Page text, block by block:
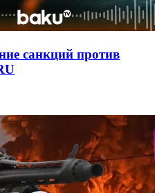
санкций против